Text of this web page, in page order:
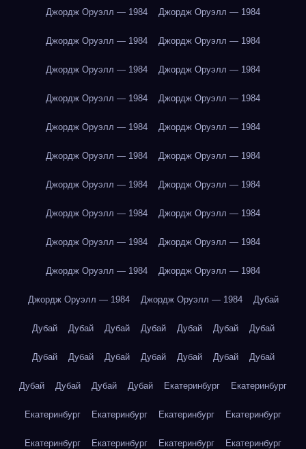
Джордж Оруэлл — 1984 Джордж Оруэлл — 1984
Джордж Оруэлл — 1984 Джордж Оруэлл — 1984
Джордж Оруэлл — 1984 Джордж Оруэлл — 1984
Джордж Оруэлл — 1984 Джордж Оруэлл — 1984
Джордж Оруэлл — 1984 Джордж Оруэлл — 1984
Джордж Оруэлл — 1984 Джордж Оруэлл — 1984
Джордж Оруэлл — 1984 Джордж Оруэлл — 1984
Джордж Оруэлл — 1984 Джордж Оруэлл — 1984
Джордж Оруэлл — 1984 Джордж Оруэлл — 1984
Джордж Оруэлл — 1984 Джордж Оруэлл — 1984
Джордж Оруэлл — 1984 Джордж Оруэлл — 1984 Дубай
Дубай Дубай Дубай Дубай Дубай Дубай Дубай
Дубай Дубай Дубай Дубай Дубай Дубай Дубай
Дубай Дубай Дубай Дубай Екатеринбург Екатеринбург
Екатеринбург Екатеринбург Екатеринбург Екатеринбург
Екатеринбург Екатеринбург Екатеринбург Екатеринбург